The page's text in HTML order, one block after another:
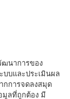
ฒนาการของ
บบและประเมินผล
กการจดลงสมุด
ลที่ถูกต้อง มี